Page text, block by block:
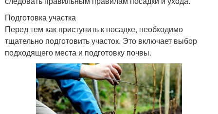
Подготовка участка
Перед тем как приступить к посадке, необходимо
тщательно подготовить участок. Это включает выбор
подходящего места и подготовку почвы.